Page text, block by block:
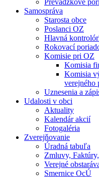
Prevádzkové
Samospráva
Starosta obce
Poslanci OZ
Hlavná
Rokovací
Komisie pri OZ
Komisia
Komisia
verejného
Uznesenia a
Udalosti v obci
Aktuality
Kalendár akcií
Fotogaléria
Zverejňovanie
Úradná tabuľa
Zmluvy,
Verejné
Smernice OcÚ